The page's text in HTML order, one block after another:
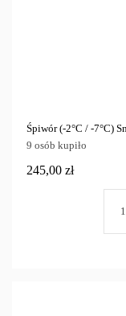
Śpiwór (-2°C / -7°C)
9 osób kupiło
245,00 zł